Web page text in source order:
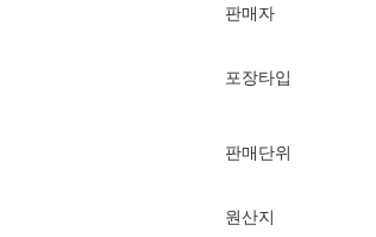
판매자
포장타입
판매단위
원산지